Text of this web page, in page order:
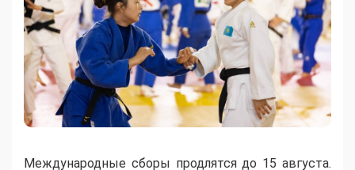
Международные сборы продлятся до 15 августа.